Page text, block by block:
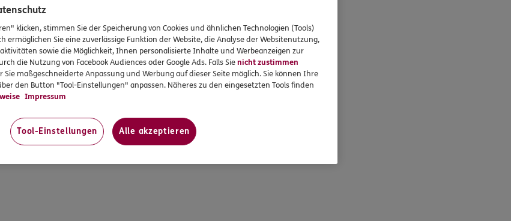
klicken, stimmen Sie der Speicherung von Cookies und ähnlichen Technologien (Tools)
ermöglichen Sie eine zuverlässige Funktion der Website, die Analyse der Websitenutzung,
sowie die Möglichkeit, Ihnen personalisierte Inhalte und Werbeanzeigen zur
die Nutzung von Facebook Audiences oder Google Ads. Falls Sienicht zustimmen
Sie maßgeschneiderte Anpassung und Werbung auf dieser Seite möglich. Sie können Ihre
den Button "Tool-Einstellungen" anpassen. Näheres zu den eingesetzten Tools finden
Impressum
Tool-Einstellungen Alle akzeptieren